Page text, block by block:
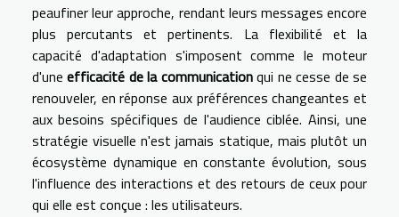
peaufiner leur approche, rendant leurs messages encore
plus percutants et pertinents. La flexibilité et la
capacité d'adaptation s'imposent comme le moteur
d'uneefficacité de la communicationqui ne cesse de se
renouveler, en réponse aux préférences changeantes et
aux besoins spécifiques de l'audience ciblée. Ainsi, une
stratégie visuelle n'est jamais statique, mais plutôt un
écosystème dynamique en constante évolution, sous
l'influence des interactions et des retours de ceux pour
qui elle est conçue : les utilisateurs.